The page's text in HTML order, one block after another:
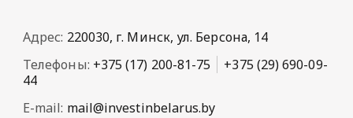
Адрес: 220030, г. Минск, ул. Берсона, 14
Телефоны: +375 (17) 200-81-75
+375 (29) 690-09-
44
E-mail: mail@investinbelarus.by